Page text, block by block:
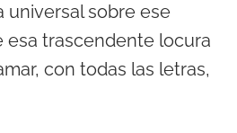
universal sobre ese
esa trascendente locura
con todas las letras,